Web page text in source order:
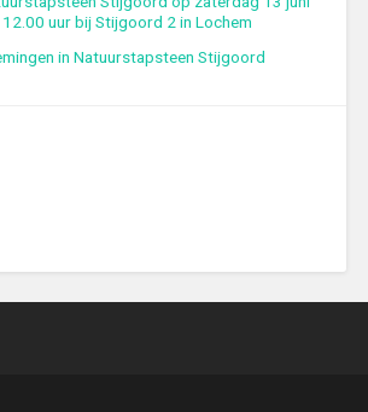
uur bij Stijgoord 2 in Lochem
in Natuurstapsteen Stijgoord